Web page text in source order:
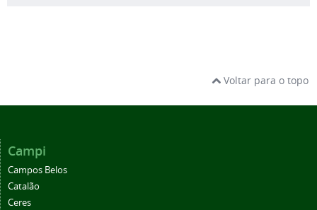
Voltar para o topo
Campi
Campos Belos
Catalão
Ceres